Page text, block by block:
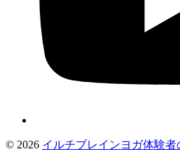
© 2026 イルチブレインヨガ体験者